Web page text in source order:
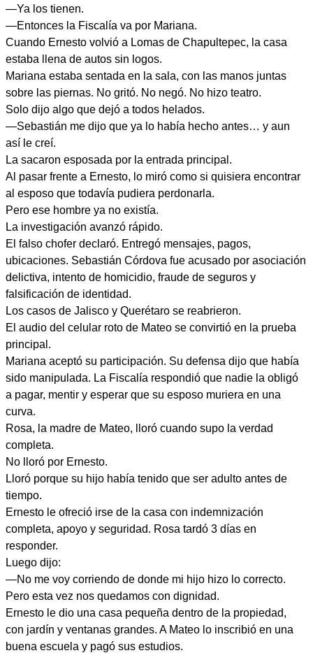
—Ya los tienen.
—Entonces la Fiscalía va por Mariana.
Cuando Ernesto volvió a Lomas de Chapultepec, la casa
estaba llena de autos sin logos.
Mariana estaba sentada en la sala, con las manos juntas
sobre las piernas. No gritó. No negó. No hizo teatro.
Solo dijo algo que dejó a todos helados.
—Sebastián me dijo que ya lo había hecho antes… y aun
así le creí.
La sacaron esposada por la entrada principal.
Al pasar frente a Ernesto, lo miró como si quisiera encontrar
al esposo que todavía pudiera perdonarla.
Pero ese hombre ya no existía.
La investigación avanzó rápido.
El falso chofer declaró. Entregó mensajes, pagos,
ubicaciones. Sebastián Córdova fue acusado por asociación
delictiva, intento de homicidio, fraude de seguros y
falsificación de identidad.
Los casos de Jalisco y Querétaro se reabrieron.
El audio del celular roto de Mateo se convirtió en la prueba
principal.
Mariana aceptó su participación. Su defensa dijo que había
sido manipulada. La Fiscalía respondió que nadie la obligó
a pagar, mentir y esperar que su esposo muriera en una
curva.
Rosa, la madre de Mateo, lloró cuando supo la verdad
completa.
No lloró por Ernesto.
Lloró porque su hijo había tenido que ser adulto antes de
tiempo.
Ernesto le ofreció irse de la casa con indemnización
completa, apoyo y seguridad. Rosa tardó 3 días en
responder.
Luego dijo:
—No me voy corriendo de donde mi hijo hizo lo correcto.
Pero esta vez nos quedamos con dignidad.
Ernesto le dio una casa pequeña dentro de la propiedad,
con jardín y ventanas grandes. A Mateo lo inscribió en una
buena escuela y pagó sus estudios.